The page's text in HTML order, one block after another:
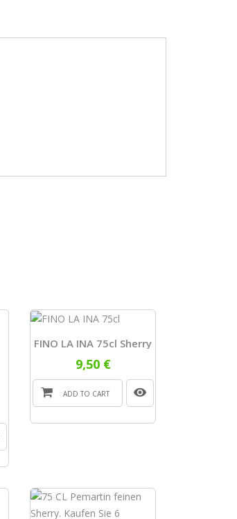
FINO LA INA 75cl Sherry
9,50 €
ADD TO CART